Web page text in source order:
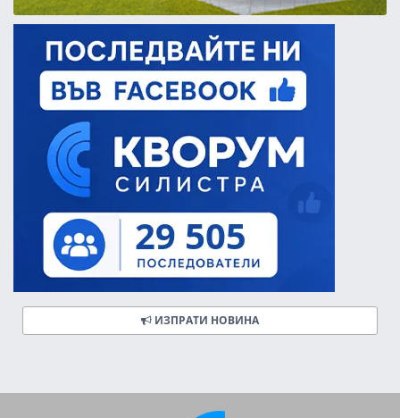
ИЗПРАТИ НОВИНА